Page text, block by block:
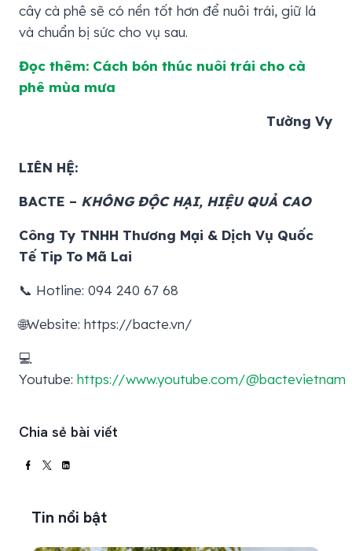
cây cà phê sẽ có nền tốt hơn để nuôi trái, giữ lá
và chuẩn bị sức cho vụ sau.
Đọc thêm: Cách bón thúc nuôi trái cho cà
phê mùa mưa
Tường Vy
LIÊN HỆ:
BACTE – KHÔNG ĐỘC HẠI, HIỆU QUẢ CAO
Công Ty TNHH Thương Mại & Dịch Vụ Quốc
Tế Tip To Mã Lai
📞 Hotline: 094 240 67 68
🌐Website: https://bacte.vn/
💻
Youtube: https://www.youtube.com/@bactevietnam
Chia sẻ bài viết
Tin nổi bật